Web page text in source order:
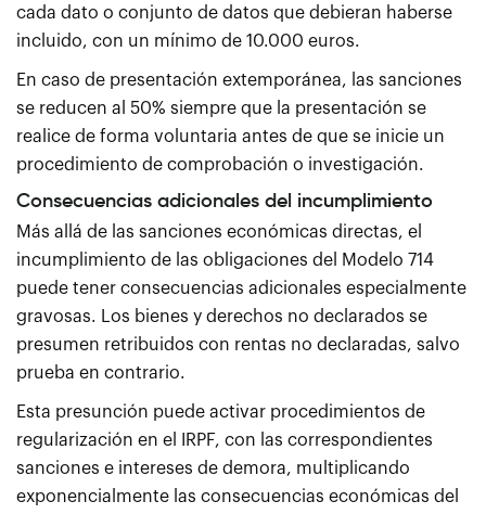
cada dato o conjunto de datos que debieran haberse
incluido, con un mínimo de 10.000 euros.
En caso de presentación extemporánea, las sanciones
se reducen al 50% siempre que la presentación se
realice de forma voluntaria antes de que se inicie un
procedimiento de comprobación o investigación.
Consecuencias adicionales del incumplimiento
Más allá de las sanciones económicas directas, el
incumplimiento de las obligaciones del Modelo 714
puede tener consecuencias adicionales especialmente
gravosas. Los bienes y derechos no declarados se
presumen retribuidos con rentas no declaradas, salvo
prueba en contrario.
Esta presunción puede activar procedimientos de
regularización en el IRPF, con las correspondientes
sanciones e intereses de demora, multiplicando
exponencialmente las consecuencias económicas del